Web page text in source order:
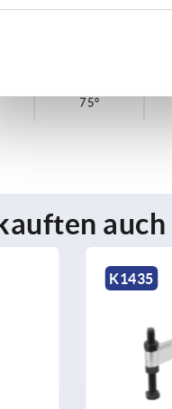
75°
75°
auch
K1437